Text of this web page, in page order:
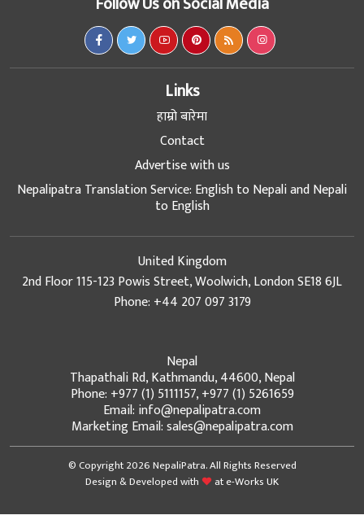
Links
हाम्रो बारेमा
Contact
Advertise with us
Nepalipatra Translation Service: English to Nepali and Nepali
to English
United Kingdom
2nd Floor 115-123 Powis Street, Woolwich, London SE18 6JL
Phone: +44 207 097 3179
Nepal
Thapathali Rd, Kathmandu, 44600, Nepal
Phone: +977 (1) 5111157, +977 (1) 5261659
Email: info@nepalipatra.com
Marketing Email: sales@nepalipatra.com
© Copyright 2026 NepaliPatra. All Rights Reserved
Design & Developed with
ate-Works UK